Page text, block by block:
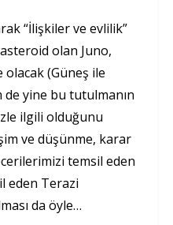
“İlişkiler ve evlilik”
olan Juno,
olacak (Güneş ile
de yine bu tutulmanın
ilgili olduğunu
ve düşünme, karar
temsil eden
eden Terazi
da öyle…